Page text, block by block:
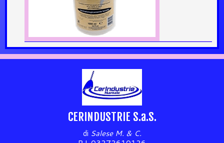
CERINDUSTRIE S.a.S.
di Salese M. & C.